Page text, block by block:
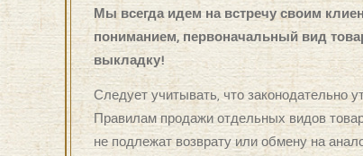
Мы всегда идем на встречу своим
пониманием, первоначальный вид
выкладку!
Следует учитывать, что законодательно
Правилам продажи отдельных видов
не подлежат возврату или обмену на